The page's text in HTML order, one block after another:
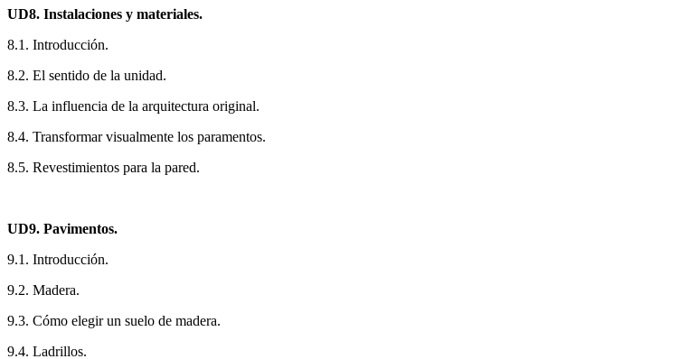
UD8. Instalaciones y materiales.
8.1. Introducción.
8.2. El sentido de la unidad.
8.3. La influencia de la arquitectura original.
8.4. Transformar visualmente los paramentos.
8.5. Revestimientos para la pared.
UD9. Pavimentos.
9.1. Introducción.
9.2. Madera.
9.3. Cómo elegir un suelo de madera.
9.4. Ladrillos.